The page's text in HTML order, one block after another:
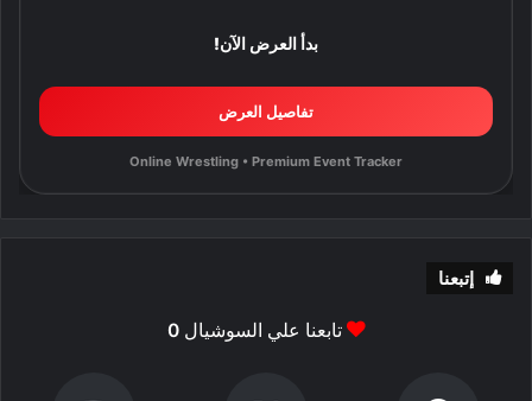
بدأ العرض الآن!
تفاصيل العرض
Online Wrestling • Premium Event Tracker
إتبعنا
تابعنا علي السوشيال0